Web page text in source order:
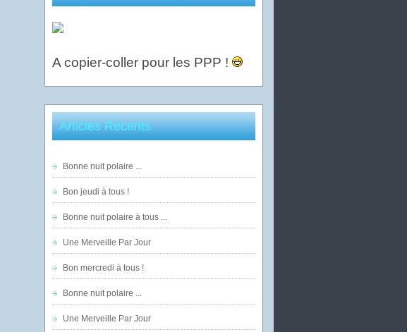
A copier-coller pour les PPP !
Articles Récents
Bonne nuit polaire ...
Bon jeudi à tous !
Bonne nuit polaire à tous ...
Une Merveille Par Jour
Bon mercredi à tous !
Bonne nuit polaire ...
Une Merveille Par Jour